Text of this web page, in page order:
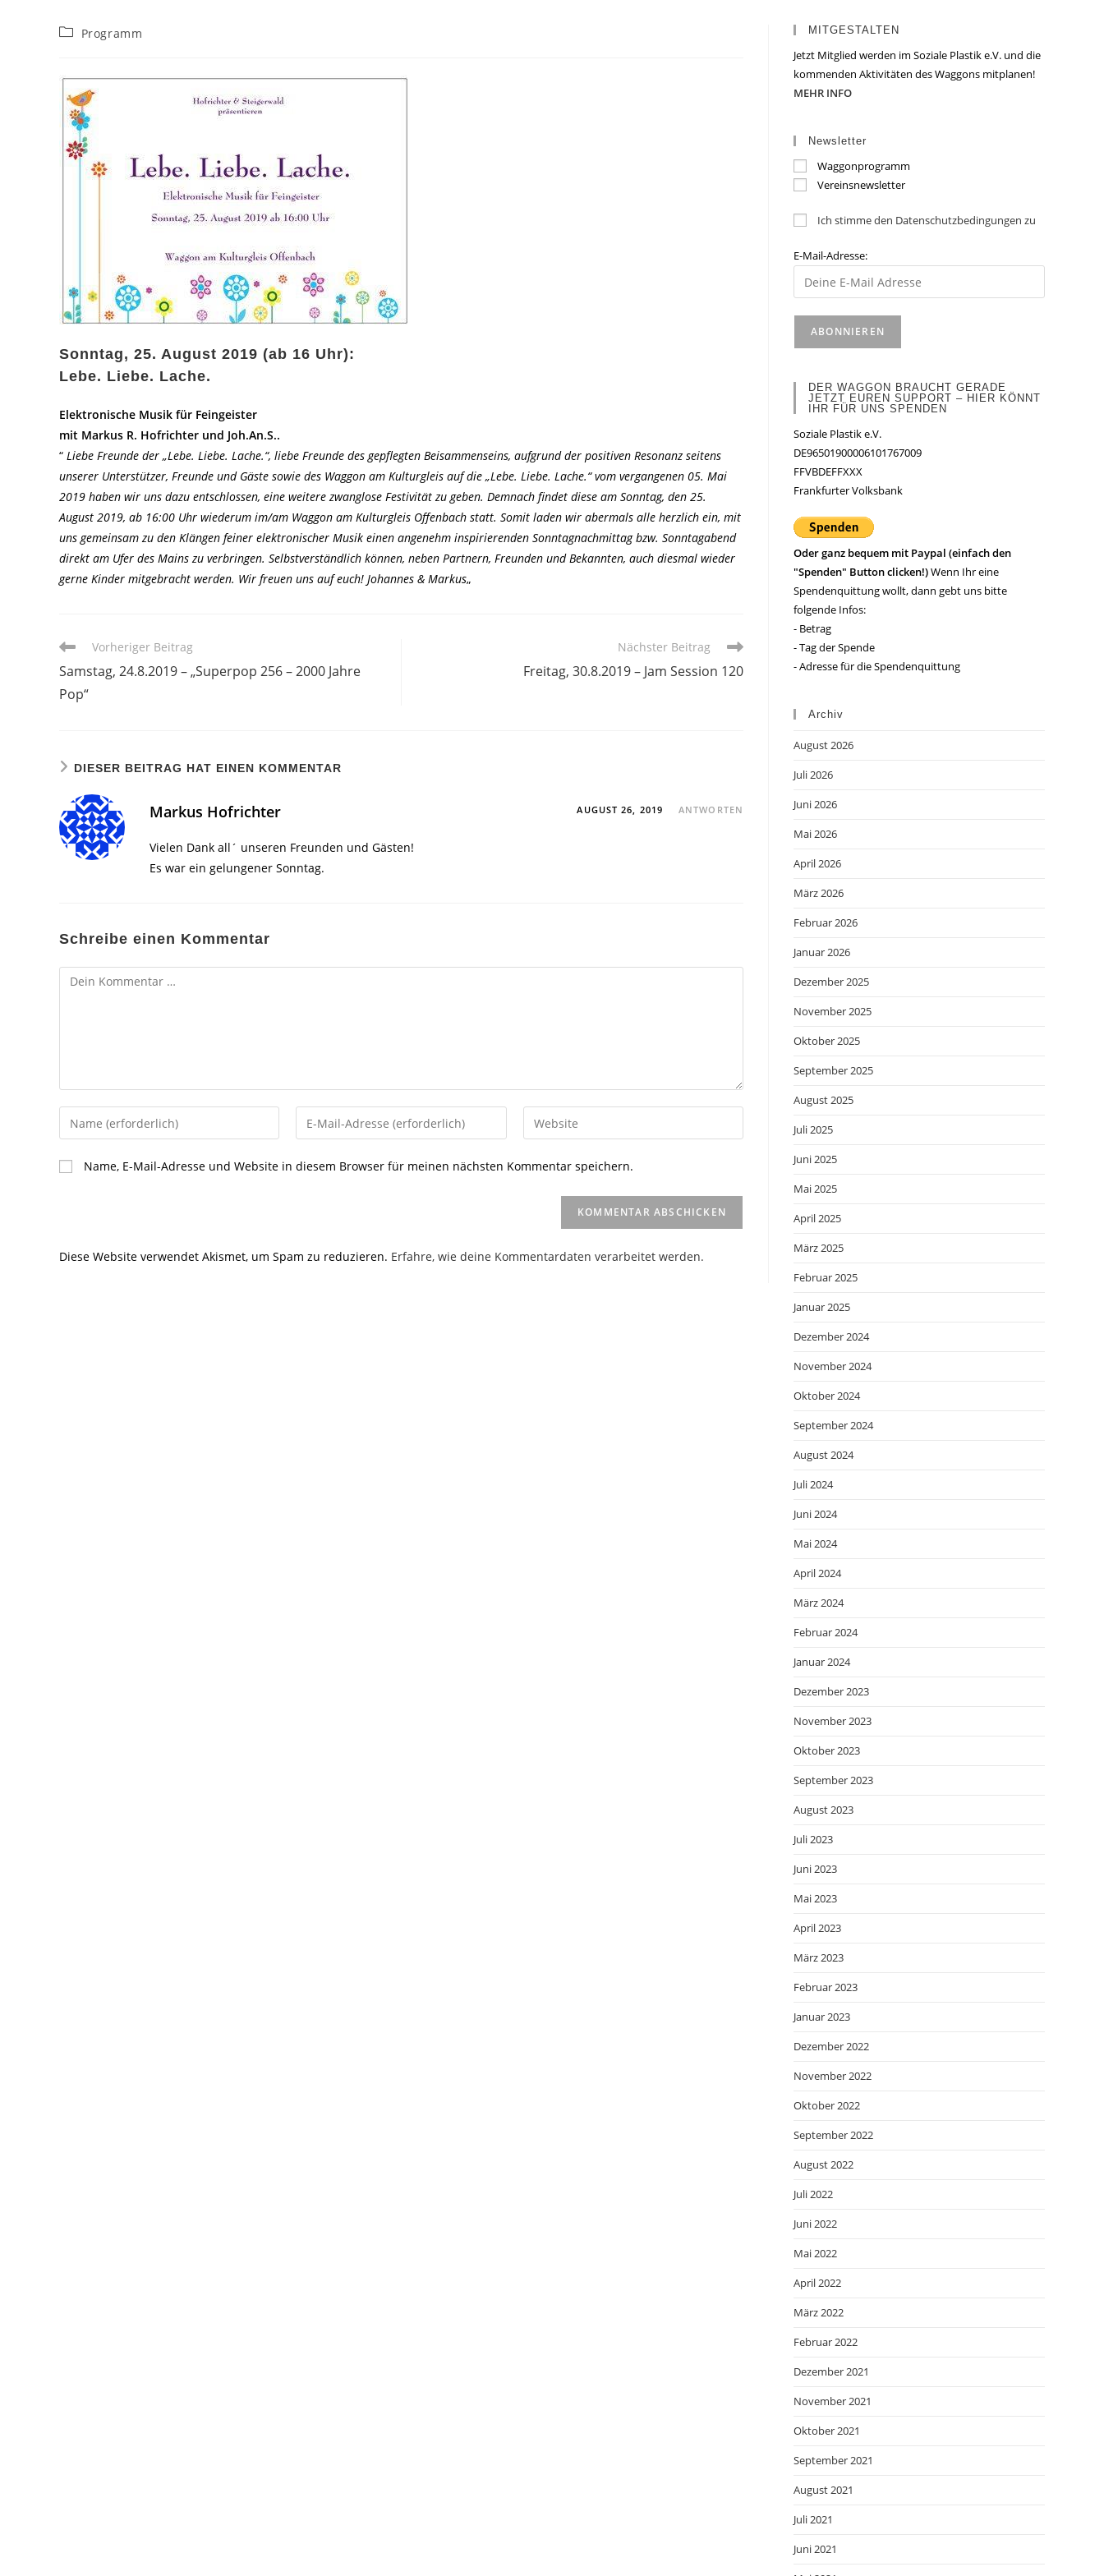
Beitrags-
Programm
Sonntag, 25. August 2019 (ab 16 Uhr):
Lebe. Liebe. Lache.
Elektronische Musik für Feingeister
mit Markus R. Hofrichter und Joh.An.S..
“ Liebe Freunde der „Lebe. Liebe. Lache.“, liebe Freunde des gepflegten Beisammenseins, aufgrund der positiven Resonanz seitens
unserer Unterstützer, Freunde und Gäste sowie des Waggon am Kulturgleis auf die „Lebe. Liebe. Lache.“ vom vergangenen 05. Mai
2019 haben wir uns dazu entschlossen, eine weitere zwanglose Festivität zu geben. Demnach findet diese am Sonntag, den 25.
August 2019, ab 16:00 Uhr wiederum im/am Waggon am Kulturgleis Offenbach statt. Somit laden wir abermals alle herzlich ein, mit
uns gemeinsam zu den Klängen feiner elektronischer Musik einen angenehm inspirierenden Sonntagnachmittag bzw. Sonntagabend
direkt am Ufer des Mains zu verbringen. Selbstverständlich können, neben Partnern, Freunden und Bekannten, auch diesmal wieder
gerne Kinder mitgebracht werden. Wir freuen uns auf euch! Johannes & Markus„
Weitere
ansehen
Vorheriger Beitrag
Samstag, 24.8.2019 – „Superpop 256 – 2000 Jahre
Pop“
Nächster Beitrag
Freitag, 30.8.2019 – Jam Session 120
DIESER BEITRAG HAT EINEN KOMMENTAR
Markus Hofrichter AUGUST 26, 2019 ANTWORTEN
Vielen Dank all´ unseren Freunden und Gästen!
Es war ein gelungener Sonntag.
Schreibe einen Kommentar
Kommentar
Gib
deinen
Namen
oder
ein
Gib
deine
ein
Gib
deine
Name, E-Mail-Adresse und Website in diesem Browser für meinen nächsten Kommentar speichern.
Diese Website verwendet Akismet, um Spam zu reduzieren. Erfahre, wie deine Kommentardaten verarbeitet werden.
MITGESTALTEN
Jetzt Mitglied werden im Soziale Plastik e.V. und die
kommenden Aktivitäten des Waggons mitplanen!
MEHR INFO
Newsletter
Waggonprogramm
Vereinsnewsletter
Ich stimme den Datenschutzbedingungen zu
E-Mail-Adresse:
DER WAGGON BRAUCHT GERADE
JETZT EUREN SUPPORT – HIER KÖNNT
IHR FÜR UNS SPENDEN
Soziale Plastik e.V.
DE96501900006101767009
FFVBDEFFXXX
Frankfurter Volksbank
Oder ganz bequem mit Paypal (einfach den
"Spenden" Button clicken!)Wenn Ihr eine
Spendenquittung wollt, dann gebt uns bitte
folgende Infos:
- Betrag
- Tag der Spende
- Adresse für die Spendenquittung
Archiv
August 2026
Juli 2026
Juni 2026
Mai 2026
April 2026
März 2026
Februar 2026
Januar 2026
Dezember 2025
November 2025
Oktober 2025
September 2025
August 2025
Juli 2025
Juni 2025
Mai 2025
April 2025
März 2025
Februar 2025
Januar 2025
Dezember 2024
November 2024
Oktober 2024
September 2024
August 2024
Juli 2024
Juni 2024
Mai 2024
April 2024
März 2024
Februar 2024
Januar 2024
Dezember 2023
November 2023
Oktober 2023
September 2023
August 2023
Juli 2023
Juni 2023
Mai 2023
April 2023
März 2023
Februar 2023
Januar 2023
Dezember 2022
November 2022
Oktober 2022
September 2022
August 2022
Juli 2022
Juni 2022
Mai 2022
April 2022
März 2022
Februar 2022
Dezember 2021
November 2021
Oktober 2021
September 2021
August 2021
Juli 2021
Juni 2021